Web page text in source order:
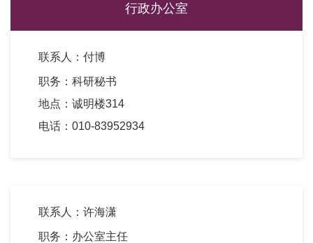
行政办公室
联系人：付博
职务：科研秘书
地点：诚明楼314
电话：010-83952934
联系人：许海潇
职务：办公室主任